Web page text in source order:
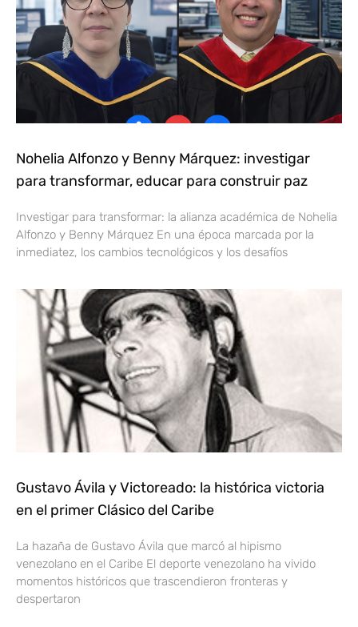
Nohelia Alfonzo y Benny Márquez: investigar
para transformar, educar para construir paz
Investigar para transformar: la alianza académica de Nohelia
Alfonzo y Benny Márquez En una época marcada por la
inmediatez, los cambios tecnológicos y los desafíos
Gustavo Ávila y Victoreado: la histórica victoria
en el primer Clásico del Caribe
La hazaña de Gustavo Ávila que marcó al hipismo
venezolano en el Caribe El deporte venezolano ha vivido
momentos históricos que trascendieron fronteras y
despertaron